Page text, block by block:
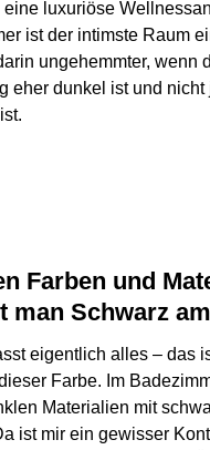
eine luxuriöse
ist der intimste Raum
ungehemmter, wenn
eher dunkel ist und
Farben und
man Schwarz
eigentlich alles – das
Farbe. Im
Materialien mit
ist mir ein gewisser